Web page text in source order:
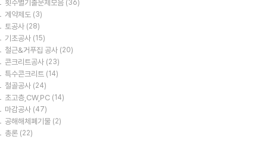
횟수별기출문제모음 (36)
계약제도 (3)
토공사 (28)
기초공사 (15)
철근&거푸집 공사 (20)
콘크리트공사 (23)
특수콘크리트 (14)
철골공사 (24)
초고층,CW,PC (14)
마감공사 (47)
공해해체폐기물 (2)
총론 (22)